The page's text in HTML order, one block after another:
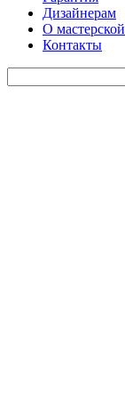
Дизайнерам
О мастерской
Контакты